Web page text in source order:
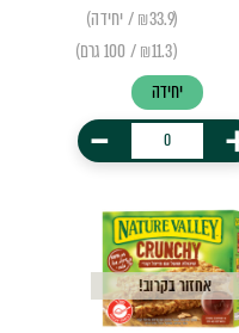
(₪33.9 / יחידה)
(₪11.3 / 100 גרם)
יחידה
-
אחזור בקרוב!